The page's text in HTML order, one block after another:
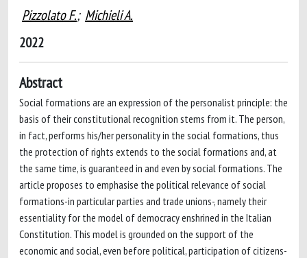
Pizzolato F.; Michieli A.
2022
Abstract
Social formations are an expression of the personalist principle: the
basis of their constitutional recognition stems from it. The person,
in fact, performs his/her personality in the social formations, thus
the protection of rights extends to the social formations and, at
the same time, is guaranteed in and even by social formations. The
article proposes to emphasise the political relevance of social
formations-in particular parties and trade unions-, namely their
essentiality for the model of democracy enshrined in the Italian
Constitution. This model is grounded on the support of the
economic and social, even before political, participation of citizens-